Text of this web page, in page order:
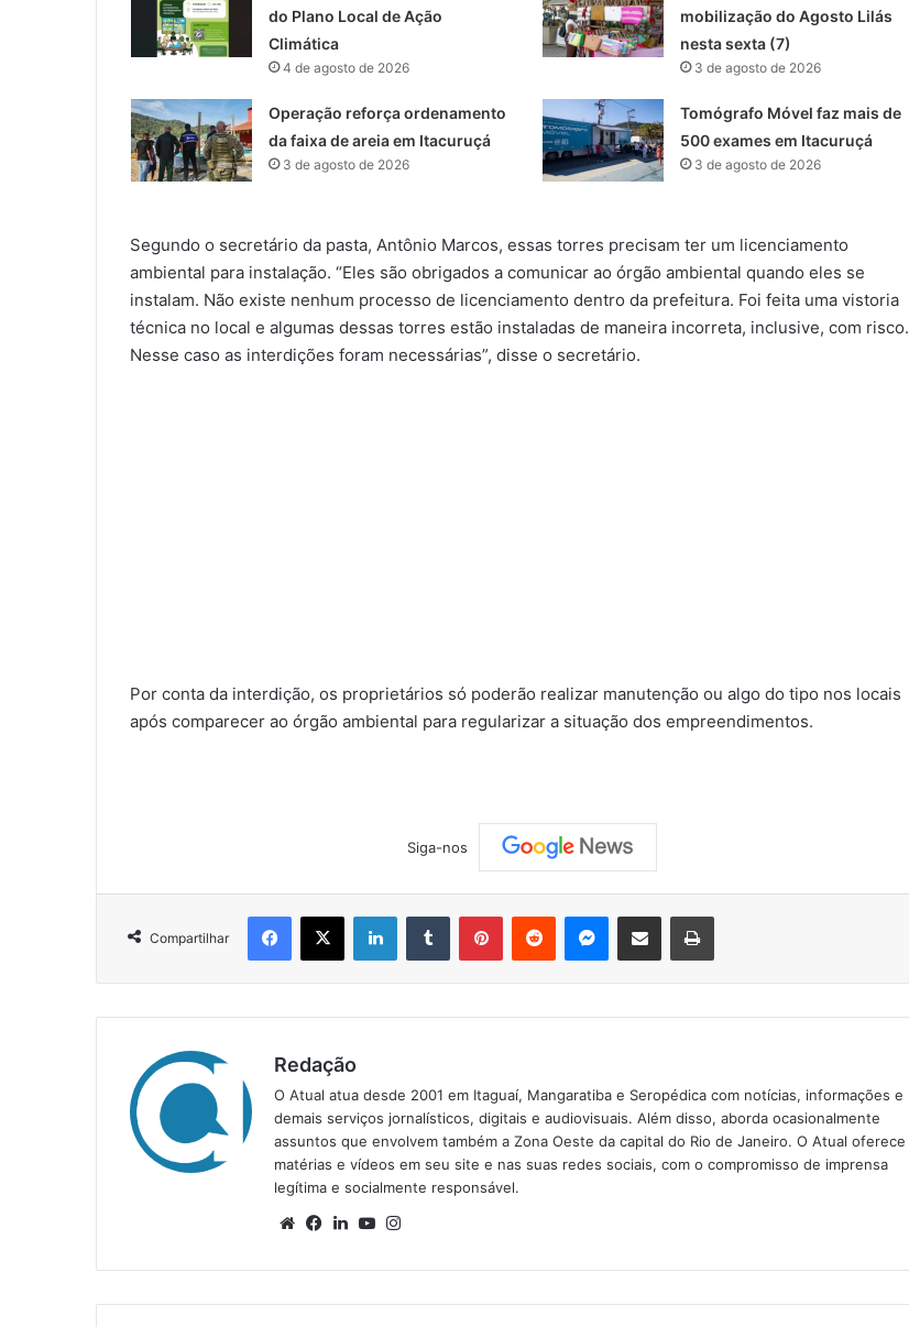
do Plano Local de Ação
Climática
4 de agosto de 2026
mobilização do Agosto Lilás
nesta sexta (7)
3 de agosto de 2026
Operação reforça ordenamento
da faixa de areia em Itacuruçá
3 de agosto de 2026
Tomógrafo Móvel faz mais de
500 exames em Itacuruçá
3 de agosto de 2026
Segundo o secretário da pasta, Antônio Marcos, essas torres precisam ter um licenciamento
ambiental para instalação. “Eles são obrigados a comunicar ao órgão ambiental quando eles se
instalam. Não existe nenhum processo de licenciamento dentro da prefeitura. Foi feita uma vistoria
técnica no local e algumas dessas torres estão instaladas de maneira incorreta, inclusive, com risco.
Nesse caso as interdições foram necessárias”, disse o secretário.
Por conta da interdição, os proprietários só poderão realizar manutenção ou algo do tipo nos locais
após comparecer ao órgão ambiental para regularizar a situação dos empreendimentos.
Siga-nos
Compartilhar
Redação
O Atual atua desde 2001 em Itaguaí, Mangaratiba e Seropédica com notícias, informações e
demais serviços jornalísticos, digitais e audiovisuais. Além disso, aborda ocasionalmente
assuntos que envolvem também a Zona Oeste da capital do Rio de Janeiro. O Atual oferece
matérias e vídeos em seu site e nas suas redes sociais, com o compromisso de imprensa
legítima e socialmente responsável.
We
te
Fa
bo
ok
Lin
din
Yo
ub
e
ra
m